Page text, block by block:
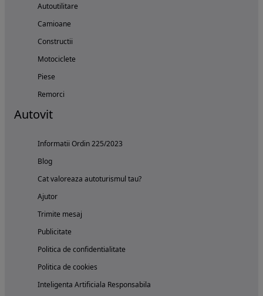
Autoutilitare
Camioane
Constructii
Motociclete
Piese
Remorci
Autovit
Informatii Ordin 225/2023
Blog
Cat valoreaza autoturismul tau?
Ajutor
Trimite mesaj
Publicitate
Politica de confidentialitate
Politica de cookies
Inteligenta Artificiala Responsabila